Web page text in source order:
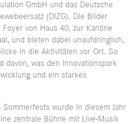
GmbH und das Deutsche
(DIZG). Die Bilder
von Haus 40, zur Kantine
und bieten dabei unaufdringlich,
in die Aktivitäten vor Ort. So
davon, was den Innovationspark
und ein starkes
Sommerfests wurde in diesem Jahr
zentrale Bühne mit Live-Musik